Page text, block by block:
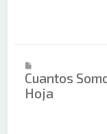
Cuantos
Hoja